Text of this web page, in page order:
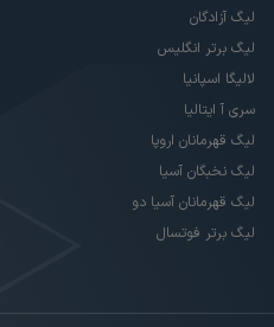
لیگ آزادگان
لیگ برتر انگلیس
لالیگا اسپانیا
سری آ ایتالیا
لیگ قهرمانان اروپا
لیگ نخبگان آسیا
لیگ قهرمانان آسیا دو
لیگ برتر فوتسال